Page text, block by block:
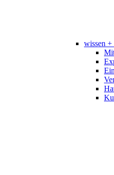
wissen +